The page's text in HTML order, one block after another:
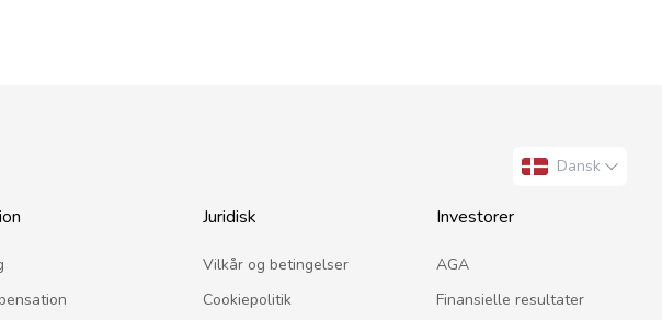
Dansk
Juridisk
Vilkår og betingelser
Cookiepolitik
Investorer
AGA
Finansielle resultater